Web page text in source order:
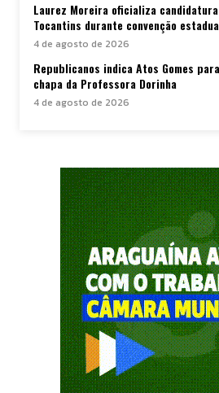
Laurez Moreira oficializa candidatura
Tocantins durante convenção
4 de agosto de 2026
Republicanos indica Atos Gomes
chapa da Professora Dorinha
4 de agosto de 2026